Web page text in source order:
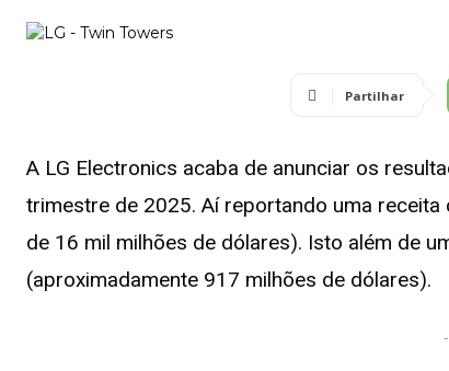
Partilhar
A LG Electronics acaba de anunciar os
trimestre de 2025. Aí reportando uma
de 16 mil milhões de dólares). Isto além de
(aproximadamente 917 milhões de dólares).